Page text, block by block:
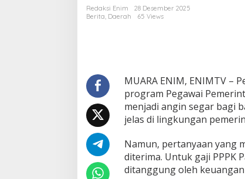
W
k
t
u
i
t
a
n
Redaksi Enim
28 Desember 2025
Berita Daerah 65 Views
MUARA ENIM, ENIMTV –
program Pegawai
menjadi angin segar bagi
jelas di lingkungan
Namun, pertanyaan yang
diterima. Untuk gaji PPPK
ditanggung oleh